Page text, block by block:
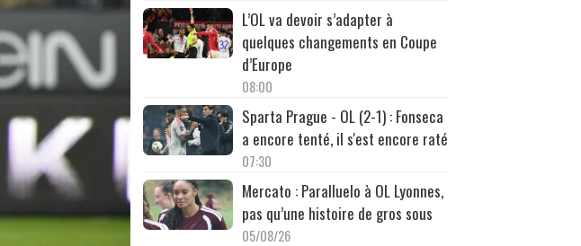
L’OL va devoir s’adapter à
quelques changements en Coupe
d’Europe
08:00
Sparta Prague - OL (2-1) : Fonseca
a encore tenté, il s'est encore raté
07:30
Mercato : Paralluelo à OL Lyonnes,
pas qu’une histoire de gros sous
05/08/26